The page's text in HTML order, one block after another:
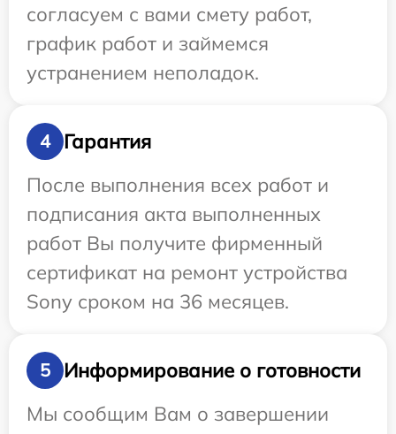
согласуем с вами смету работ,
график работ и займемся
устранением неполадок.
4
Гарантия
После выполнения всех работ и
подписания акта выполненных
работ Вы получите фирменный
сертификат на ремонт устройства
Sony сроком на 36 месяцев.
5
Информирование о готовности
Мы сообщим Вам о завершении